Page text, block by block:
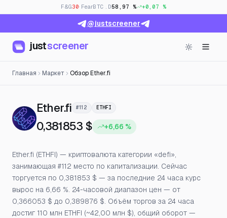
F&G30· FearBTC.D58,97 % +0,07 %
@justscreener
justscreener
Главная Маркет Обзор Ether.fi
Ether.fi— Цена, открытый интерес
#112 ETHFI
0,381853 $ +6,66 %
Ether.fi (ETHFI) — криптовалюта категории «defi»,
занимающая #112 место по капитализации. Сейчас
торгуется по 0,381853 $ — за последние 24 часа курс
вырос на 6,66 %. 24-часовой диапазон цен — от
0,366053 $ до 0,389876 $. Объём торгов за 24 часа
достиг 110 млн ETHFI (~42,00 млн $), общий оборот —